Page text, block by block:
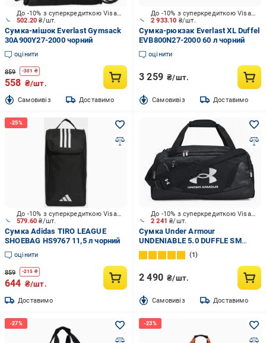
502.20₴/шт.
До -10% з суперкредиткою Visa Вигода
Сумка-мішок Everlast Gymsack
30A900Y27-2000 чорний
оцінити
859 -301 ₴
558 ₴/шт.
Cамовивіз Доставимо
2 933.10 ₴/шт.
До -10% з суперкредиткою Visa Вигода
Сумка-рюкзак Everlast XL Duffel
EVB800N27-2000 60 л чорний
оцінити
3 259 ₴/шт.
Cамовивіз Доставимо
579.60₴/шт.
До -10% з суперкредиткою Visa Вигода
Сумка Adidas TIRO LEAGUE
SHOEBAG HS9767 11,5 л чорний
оцінити
859 -215 ₴
644 ₴/шт.
Доставимо
2 241₴/шт.
До -10% з суперкредиткою Visa Вигода
Сумка Under Armour
UNDENIABLE 5.0 DUFFLE SM
1369222-001 чорний
1
2 490 ₴/шт.
Cамовивіз Доставимо